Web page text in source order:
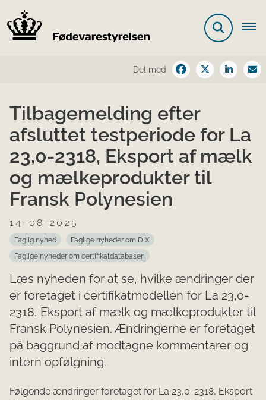
Del med
Tilbagemelding efter
afsluttet testperiode for La
23,0-2318, Eksport af mælk
og mælkeprodukter til
Fransk Polynesien
14-08-2025
Faglig nyhed
Faglige nyheder om DIX
Faglige nyheder om certifikatdatabasen
Læs nyheden for at se, hvilke ændringer der
er foretaget i certifikatmodellen for La 23,0-
2318, Eksport af mælk og mælkeprodukter til
Fransk Polynesien. Ændringerne er foretaget
på baggrund af modtagne kommentarer og
intern opfølgning.
Følgende ændringer foretaget for La 23,0-2318, Eksport